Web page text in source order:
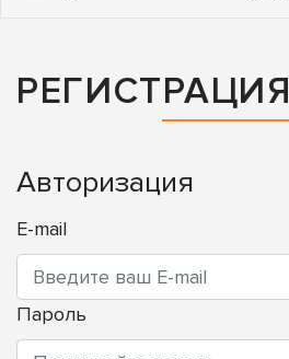
РЕГИСТРАЦИЯ
Авторизация
E-mail
Пароль